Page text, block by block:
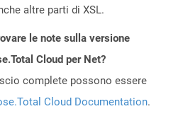
altre parti di XSL.
le note sulla versione
Cloud per Net?
complete possono essere
Cloud Documentation.